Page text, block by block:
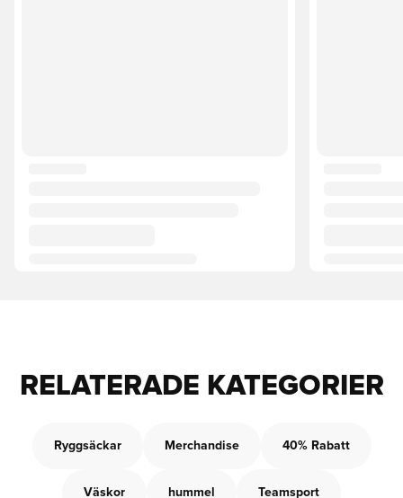
RELATERADE KATEGORIER
Ryggsäckar Merchandise 40% Rabatt
Väskor hummel Teamsport